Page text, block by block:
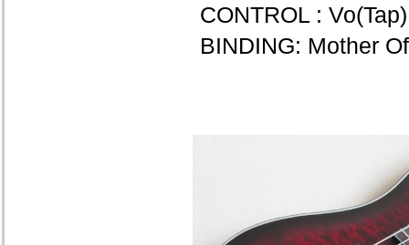
CONTROL :
BINDING: Mother